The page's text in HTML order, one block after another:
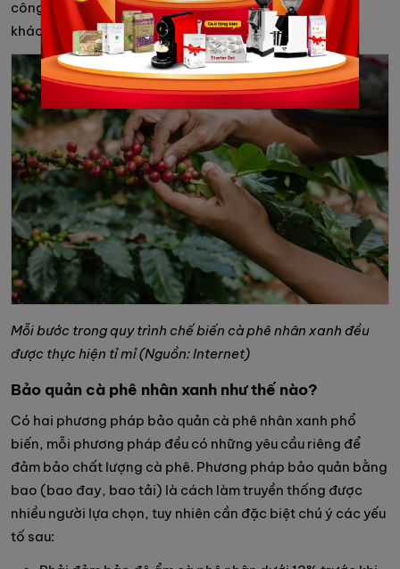
công đoạn rang xay hoặc các phương pháp chế biến
khác.
Mỗi bước trong quy trình chế biến cà phê nhân xanh đều
được thực hiện tỉ mỉ (Nguồn: Internet)
Bảo quản cà phê nhân xanh như thế nào?
Có hai phương pháp bảo quản cà phê nhân xanh phổ
biến, mỗi phương pháp đều có những yêu cầu riêng để
đảm bảo chất lượng cà phê. Phương pháp bảo quản bằng
bao (bao đay, bao tải) là cách làm truyền thống được
nhiều người lựa chọn, tuy nhiên cần đặc biệt chú ý các yếu
tố sau: